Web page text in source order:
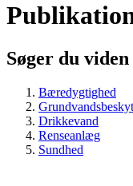
Søger du
Bæredygtighed
Drikkevand
Renseanlæg
Sundhed